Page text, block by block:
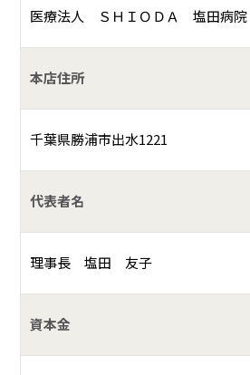
医療法人 ＳＨＩＯＤＡ 塩田病院
本店住所
千葉県勝浦市出水1221
代表者名
理事長 塩田 友子
資本金